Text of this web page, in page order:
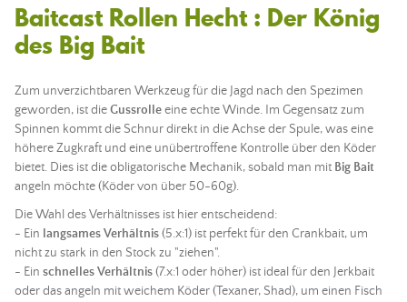
Baitcast Rollen Hecht : Der König
des Big Bait
Zum unverzichtbaren Werkzeug für die Jagd nach den Spezimen
geworden, ist dieGussrolleeine echte Winde. Im Gegensatz zum
Spinnen kommt die Schnurdirekt in die Achse der Spule, was eine
höhere Zugkraft und eine unübertroffene Kontrolle über den Köder
bietet. Dies ist die obligatorische Mechanik, sobald man mit Big Bait
angeln möchte (Ködervon über 50-60g).
Die Wahl des Verhältnisses ist hier entscheidend:
- Ein langsames Verhältnis(5.x:1) ist perfekt für den Crankbait, um
nicht zu stark in den Stockzu "ziehen".
- Ein schnelles Verhältnis(7.x:1 oder höher) ist ideal für den Jerkbait
oder dasangeln mitweichem Köder(Texaner, Shad), um einen Fisch